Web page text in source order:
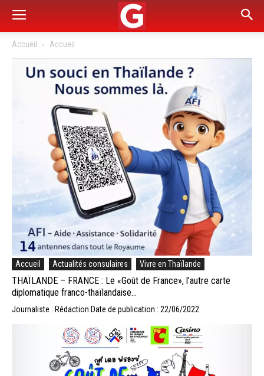
Accueil Accueil
Accueil Actualités consulaires Vivre en Thaïlande
THAÏLANDE – FRANCE : Le «Goût de France», l’autre carte
diplomatique franco-thaïlandaise…
Journaliste : Rédaction Date de publication : 22/06/2022